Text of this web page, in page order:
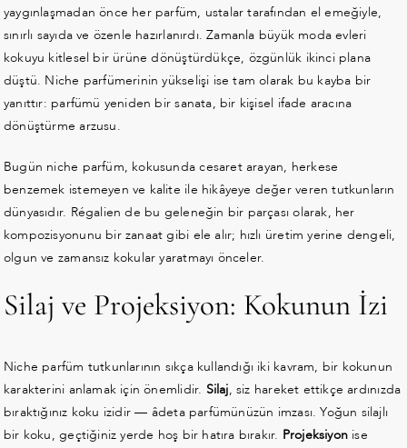
yaygınlaşmadan önce her parfüm, ustalar tarafından el emeğiyle,
sınırlı sayıda ve özenle hazırlanırdı. Zamanla büyük moda evleri
kokuyu kitlesel bir ürüne dönüştürdükçe, özgünlük ikinci plana
düştü. Niche parfümerinin yükselişi ise tam olarak bu kayba bir
yanıttır: parfümü yeniden bir sanata, bir kişisel ifade aracına
dönüştürme arzusu.
Bugün niche parfüm, kokusunda cesaret arayan, herkese
benzemek istemeyen ve kalite ile hikâyeye değer veren tutkunların
dünyasıdır. Régalien de bu geleneğin bir parçası olarak, her
kompozisyonunu bir zanaat gibi ele alır; hızlı üretim yerine dengeli,
olgun ve zamansız kokular yaratmayı önceler.
Silaj ve Projeksiyon: Kokunun İzi
Niche parfüm tutkunlarının sıkça kullandığı iki kavram, bir kokunun
karakterini anlamak için önemlidir. Silaj, siz hareket ettikçe ardınızda
bıraktığınız koku izidir — âdeta parfümünüzün imzası. Yoğun silajlı
bir koku, geçtiğiniz yerde hoş bir hatıra bırakır. Projeksiyon ise